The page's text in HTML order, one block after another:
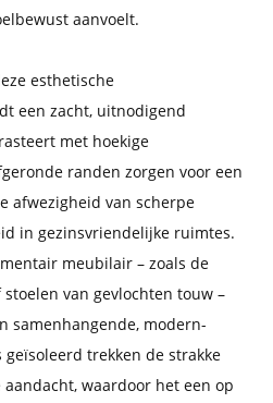
aanvoelt.
esthetische
een zacht, uitnodigend
met hoekige
randen zorgen voor een
afwezigheid van scherpe
in gezinsvriendelijke ruimtes.
meubilair – zoals de
van gevlochten touw –
samenhangende, modern-
trekken de strakke
waardoor het een op